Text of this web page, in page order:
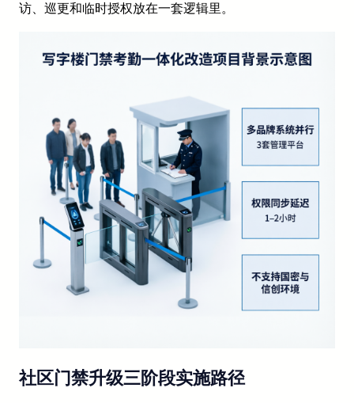
访、巡更和临时授权放在一套逻辑里。
社区门禁升级三阶段实施路径